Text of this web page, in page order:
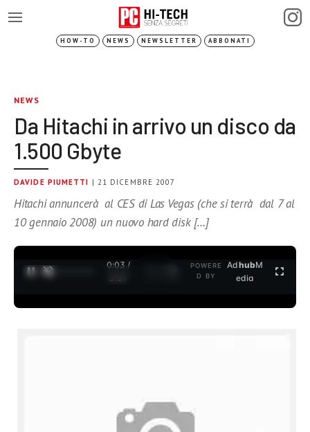
HOW-TO NEWS NEWSLETTER ABBONATI
NEWS
Da Hitachi in arrivo un disco da
1.500 Gbyte
DAVIDE PIUMETTI | 21 DICEMBRE 2007
Hitachi annuncerà al CES di Las Vegas (che si terrà dal 7 al
10 gennaio 2008) un nuovo hard disk […]
0:03 /
3:37
POWERE
D BY
AdhubM
edia